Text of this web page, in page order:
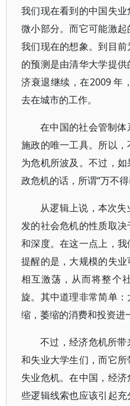
我们现在看到的中国失
微小部分。而它可能激
我们现在的想象。到目
的预测是由清华大学提
济衰退继续，在2009 年
去在城市的工作。
在中国的社会管制
施政的唯一工具。所以
为危机所波及。不过，
政危机的话，所谓“万不
从逻辑上说，本次
发的社会危机的性质取
和深度。在这一点上，
提醒的是，大规模的失业
相互激荡，从而将整个
旋。其中道理非常简单
缩，萎缩的消费和投资进
不过，经济危机所
和失业大学生们，而它
失业危机。在中国，经
些逻辑线索也应该引起